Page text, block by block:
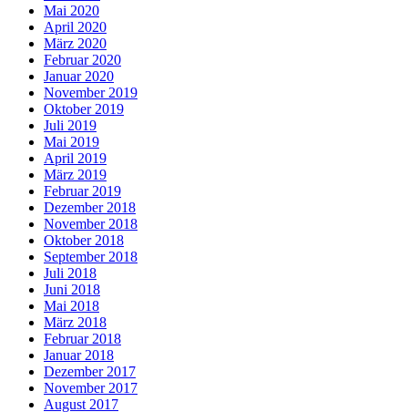
Mai 2020
April 2020
März 2020
Februar 2020
Januar 2020
November 2019
Oktober 2019
Juli 2019
Mai 2019
April 2019
März 2019
Februar 2019
Dezember 2018
November 2018
Oktober 2018
September 2018
Juli 2018
Juni 2018
Mai 2018
März 2018
Februar 2018
Januar 2018
Dezember 2017
November 2017
August 2017